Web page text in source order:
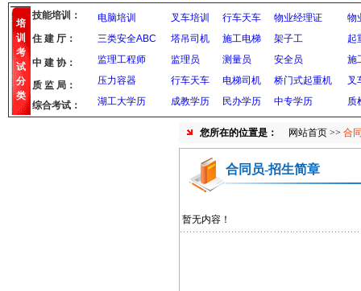
培
训
考
试
分
类
技能培训： 电脑培训 叉车培训 行车天车 物业经理证
物
三类安全ABC
塔吊司机 施工电梯 架子工
起
监理工程师
监理员 测量员 安全员
施
压力容器
行车天车 电梯司机 桥门式起重机
叉
湖工大学历
成教学历 民办学历 中专学历 质
住 建 厅：
中 建 协：
质 监 局：
综合考试：
您所在的位置是： 网站首页 >> 合
合同员-招生简章
暂无内容！